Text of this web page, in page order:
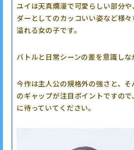
ユイは天真爛漫で可愛らしい部分
ダーとしてのカッコいい姿など様
溢れる女の子です。
バトルと日常シーンの差を意識しな
今作は主人公の規格外の強さと、
のギャップが注目ポイントですの
に待っていてください。